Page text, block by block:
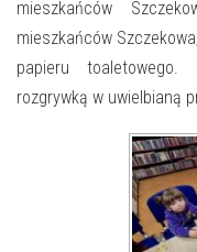
mieszkańców
mieszkańców
papieru toaletowego.
rozgrywką w uwielbianą